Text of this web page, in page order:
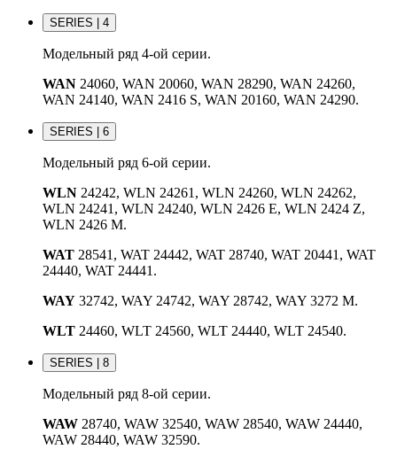
SERIES | 4
Модельный ряд 4-ой серии.
WAN 24060, WAN 20060, WAN 28290, WAN 24260,
WAN 24140, WAN 2416 S, WAN 20160, WAN 24290.
SERIES | 6
Модельный ряд 6-ой серии.
WLN 24242, WLN 24261, WLN 24260, WLN 24262,
WLN 24241, WLN 24240, WLN 2426 E, WLN 2424 Z,
WLN 2426 M.
WAT 28541, WAT 24442, WAT 28740, WAT 20441, WAT
24440, WAT 24441.
WAY 32742, WAY 24742, WAY 28742, WAY 3272 M.
WLT 24460, WLT 24560, WLT 24440, WLT 24540.
SERIES | 8
Модельный ряд 8-ой серии.
WAW 28740, WAW 32540, WAW 28540, WAW 24440,
WAW 28440, WAW 32590.